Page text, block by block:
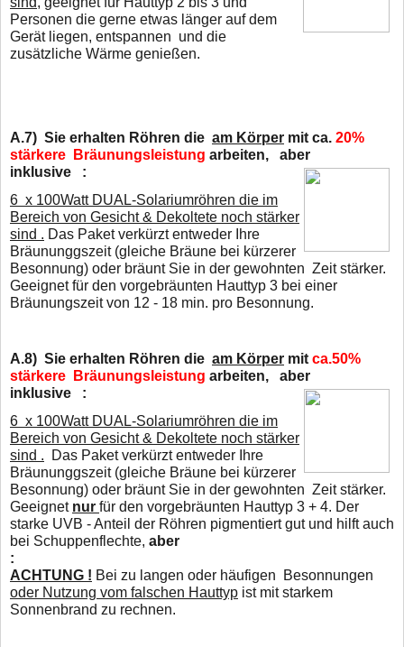
Personen die gerne etwas länger auf dem
Gerät liegen, entspannen und die
zusätzliche Wärme genießen.
A.7) Sie erhalten Röhren die am Körper mit ca. 20%
stärkere Bräunungsleistung arbeiten, aber
inklusive :
6 x 100Watt DUAL-Solariumröhren die im
Bereich von Gesicht & Dekoltete noch stärker
sind . Das Paket verkürzt entweder Ihre
Bräununggszeit (gleiche Bräune bei kürzerer
Besonnung) oder bräunt Sie in der gewohnten Zeit stärker.
Geeignet für den vorgebräunten Hauttyp 3 bei einer
Bräunungszeit von 12 - 18 min. pro Besonnung.
A.8) Sie erhalten Röhren die am Körper mit ca.50%
stärkere Bräunungsleistung arbeiten, aber
inklusive :
6 x 100Watt DUAL-Solariumröhren die im
Bereich von Gesicht & Dekoltete noch stärker
sind . Das Paket verkürzt entweder Ihre
Bräununggszeit (gleiche Bräune bei kürzerer
Besonnung) oder bräunt Sie in der gewohnten Zeit stärker.
Geeignet nur für den vorgebräunten Hauttyp 3 + 4. Der
starke UVB - Anteil der Röhren pigmentiert gut und hilft auch
bei Schuppenflechte, aber
:
ACHTUNG ! Bei zu langen oder häufigen Besonnungen
oder Nutzung vom falschen Hauttyp ist mit starkem
Sonnenbrand zu rechnen.